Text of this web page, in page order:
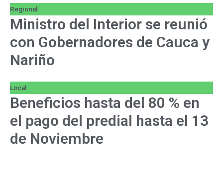
Regional
Ministro del Interior se reunió
con Gobernadores de Cauca y
Nariño
Local
Beneficios hasta del 80 % en
el pago del predial hasta el 13
de Noviembre